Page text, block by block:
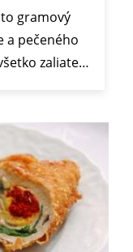
gramový
a pečeného
zaliate…